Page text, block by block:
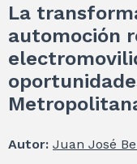
La
automoción
Autor: Juan José